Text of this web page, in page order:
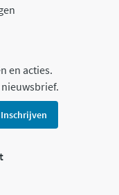
en acties.
Inschrijven